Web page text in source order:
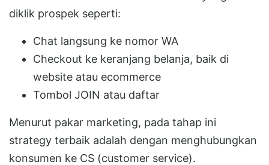
diklik prospek seperti:
Chat langsung ke nomor WA
Checkout ke keranjang belanja, baik di
website atau ecommerce
Tombol JOIN atau daftar
Menurut pakar marketing, pada tahap ini
strategy terbaik adalah dengan menghubungkan
konsumen ke CS (customer service).